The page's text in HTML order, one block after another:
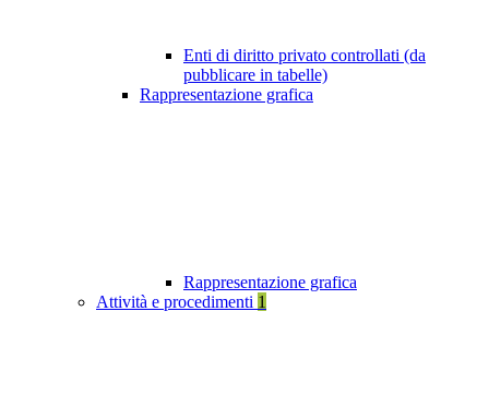
Enti di diritto privato controllati (da
pubblicare in tabelle)
Rappresentazione grafica
Rappresentazione grafica
Attività e procedimenti 1